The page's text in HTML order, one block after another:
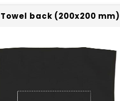
Towel back (200x200 mm)